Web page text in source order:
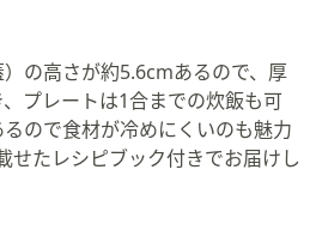
の高さが約5.6cmあるので、厚
プレートは1合までの炊飯も可
ので食材が冷めにくいのも魅力
せたレシピブック付きでお届けし